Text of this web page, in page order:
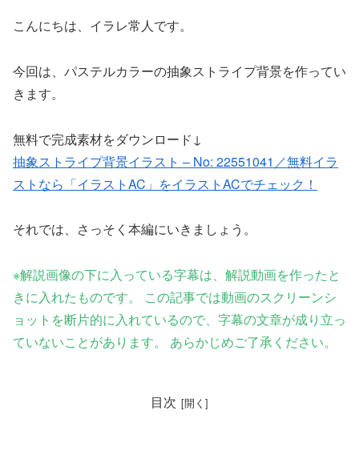
こんにちは、イラレ常人です。
今回は、パステルカラーの抽象ストライプ背景を作ってい
きます。
無料で完成素材をダウンロード↓
抽象ストライプ背景イラスト – No: 22551041／無料イラ
ストなら「イラストAC」をイラストACでチェック！
それでは、さっそく本編にいきましょう。
※解説画像の下に入っている字幕は、解説動画を作ったと
きに入れたものです。 この記事では動画のスクリーンシ
ョットを断片的に入れているので、字幕の文章が成り立っ
ていないことがあります。 あらかじめご了承ください。
目次